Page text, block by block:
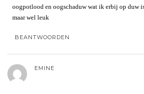
oogpotlood en oogschaduw wat ik erbij op duw
maar wel leuk
BEANTWOORDEN
EMINE